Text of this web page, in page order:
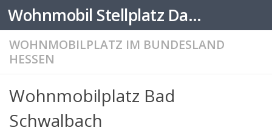
Zum Inhalt springen Wohnmobil Stellplatz Datenbank
WOHNMOBILPLATZ IM BUNDESLAND
HESSEN
Wohnmobilplatz Bad
Schwalbach